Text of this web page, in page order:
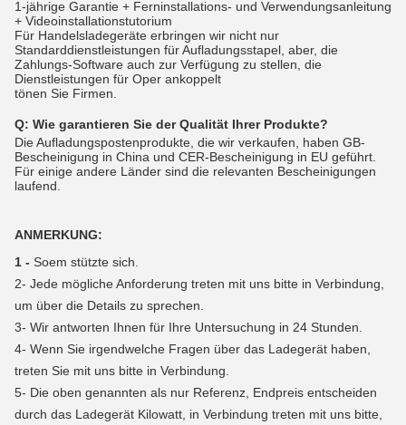
1-jährige Garantie + Ferninstallations- und Verwendungsanleitung
+ Videoinstallationstutorium
Für Handelsladegeräte erbringen wir nicht nur
Standarddienstleistungen für Aufladungsstapel, aber, die
Zahlungs-Software auch zur Verfügung zu stellen, die
Dienstleistungen für Oper ankoppelt
tönen Sie Firmen.
Q: Wie garantieren Sie der Qualität Ihrer Produkte?
Die Aufladungspostenprodukte, die wir verkaufen, haben GB-
Bescheinigung in China und CER-Bescheinigung in EU geführt.
Für einige andere Länder sind die relevanten Bescheinigungen
laufend.
ANMERKUNG:
1 - Soem stützte sich.
2- Jede mögliche Anforderung treten mit uns bitte in Verbindung,
um über die Details zu sprechen.
3- Wir antworten Ihnen für Ihre Untersuchung in 24 Stunden.
4- Wenn Sie irgendwelche Fragen über das Ladegerät haben,
treten Sie mit uns bitte in Verbindung.
5- Die oben genannten als nur Referenz, Endpreis entscheiden
durch das Ladegerät Kilowatt, in Verbindung treten mit uns bitte,